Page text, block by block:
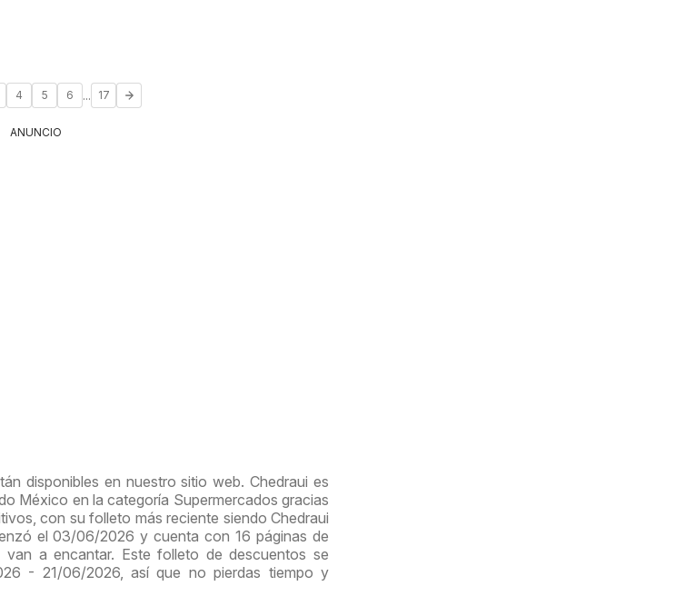
4 5 6 ... 17
ANUNCIO
disponibles en nuestro sitio web. Chedraui es
México en la categoría Supermercados gracias
con su folleto más reciente siendo Chedraui
el 03/06/2026 y cuenta con 16 páginas de
a encantar. Este folleto de descuentos se
- 21/06/2026, así que no pierdas tiempo y